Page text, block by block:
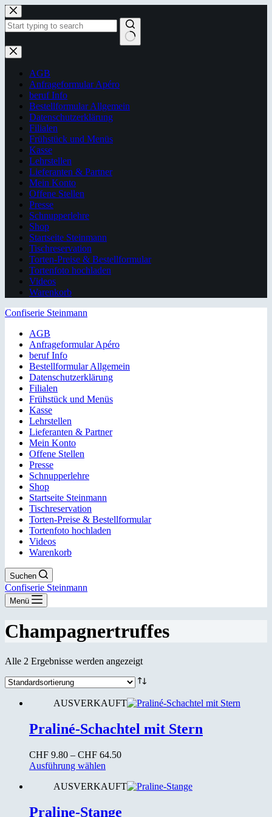
Zum
Inhalt
springen
Keine
Ergebnisse
AGB
Anfrageformular Apéro
beruf Info
Bestellformular Allgemein
Datenschutzerklärung
Filialen
Frühstück und Menüs
Kasse
Lehrstellen
Lieferanten & Partner
Mein Konto
Offene Stellen
Presse
Schnupperlehre
Shop
Startseite Steinmann
Tischreservation
Torten-Preise & Bestellformular
Tortenfoto hochladen
Videos
Warenkorb
Confiserie Steinmann
AGB
Anfrageformular Apéro
beruf Info
Bestellformular Allgemein
Datenschutzerklärung
Filialen
Frühstück und Menüs
Kasse
Lehrstellen
Lieferanten & Partner
Mein Konto
Offene Stellen
Presse
Schnupperlehre
Shop
Startseite Steinmann
Tischreservation
Torten-Preise & Bestellformular
Tortenfoto hochladen
Videos
Warenkorb
Suchen
Confiserie Steinmann
Menü
Champagnertruffes
Alle 2 Ergebnisse werden angezeigt
AUSVERKAUFT
Praliné-Schachtel mit Stern
CHF 9.80 – CHF 64.50Preisspanne:
CHF 64.50
Ausführung wählen
weist
Varianten
AUSVERKAUFT
Praline-Stange